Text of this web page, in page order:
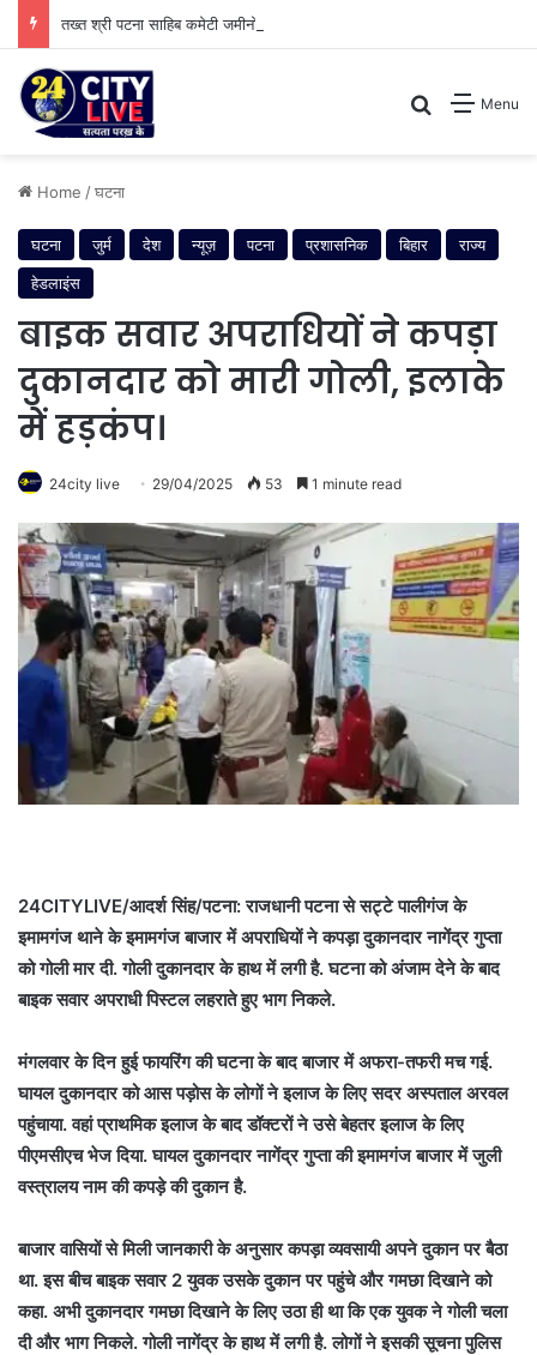
Menu
Search for
Home /घटना
घटना जुर्म देश न्यूज़ पटना प्रशासनिक बिहार
राज्य
हेडलाइंस
बाइक सवार अपराधियों ने कपड़ा
दुकानदार को मारी गोली, इलाके
में हड़कंप।
24city live 29/04/2025 53 1 minute read
24CITYLIVE/आदर्श सिंह/पटना: राजधानी पटना से सट्टे पालीगंज के
इमामगंज थाने के इमामगंज बाजार में अपराधियों ने कपड़ा दुकानदार नागेंद्र गुप्ता
को गोली मार दी. गोली दुकानदार के हाथ में लगी है. घटना को अंजाम देने के बाद
बाइक सवार अपराधी पिस्टल लहराते हुए भाग निकले.
मंगलवार के दिन हुई फायरिंग की घटना के बाद बाजार में अफरा-तफरी मच गई.
घायल दुकानदार को आस पड़ोस के लोगों ने इलाज के लिए सदर अस्पताल अरवल
पहुंचाया. वहां प्राथमिक इलाज के बाद डॉक्टरों ने उसे बेहतर इलाज के लिए
पीएमसीएच भेज दिया. घायल दुकानदार नागेंद्र गुप्ता की इमामगंज बाजार में जुली
वस्त्रालय नाम की कपड़े की दुकान है.
बाजार वासियों से मिली जानकारी के अनुसार कपड़ा व्यवसायी अपने दुकान पर बैठा
था. इस बीच बाइक सवार 2 युवक उसके दुकान पर पहुंचे और गमछा दिखाने को
कहा. अभी दुकानदार गमछा दिखाने के लिए उठा ही था कि एक युवक ने गोली चला
दी और भाग निकले. गोली नागेंद्र के हाथ में लगी है. लोगों ने इसकी सूचना पुलिस